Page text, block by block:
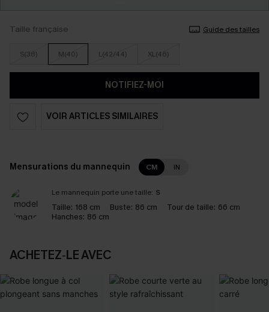
Taille française Guide des tailles
S(38) M(40) L(42/44) XL(46)
NOTIFIEZ-MOI
VOIR ARTICLES SIMILAIRES
Mensurations du mannequin CM IN
Le mannequin porte une taille: S
Taille: 168 cm Buste: 86 cm Tour de taille: 66 cm
Hanches: 86 cm
ACHETEZ‑LE AVEC